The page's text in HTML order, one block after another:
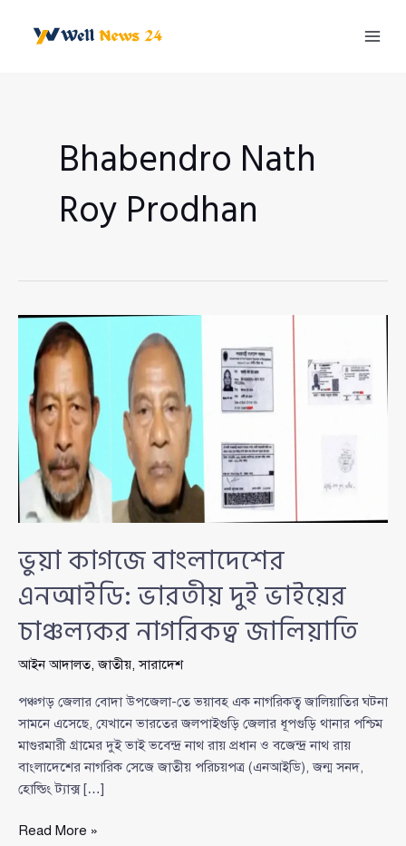
Bhabendro Nath
Roy Prodhan
ভুয়া কাগজে বাংলাদেশের
এনআইডি: ভারতীয় দুই ভাইয়ের
চাঞ্চল্যকর নাগরিকত্ব জালিয়াতি
আইন আদালত,জাতীয়,সারাদেশ
পঞ্চগড় জেলার বোদা উপজেলা-তে ভয়াবহ এক নাগরিকত্ব জালিয়াতির ঘটনা
সামনে এসেছে, যেখানে ভারতের জলপাইগুড়ি জেলার ধূপগুড়ি থানার পশ্চিম
মাগুরমারী গ্রামের দুই ভাই ভবেন্দ্র নাথ রায় প্রধান ও বজেন্দ্র নাথ রায়
বাংলাদেশের নাগরিক সেজে জাতীয় পরিচয়পত্র (এনআইডি), জন্ম সনদ,
হোল্ডিং ট্যাক্স […]
ভুয়া
Read More »